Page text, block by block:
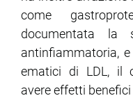
come
documentata la
antinfiammatoria,
ematici di LDL, il
avere effetti